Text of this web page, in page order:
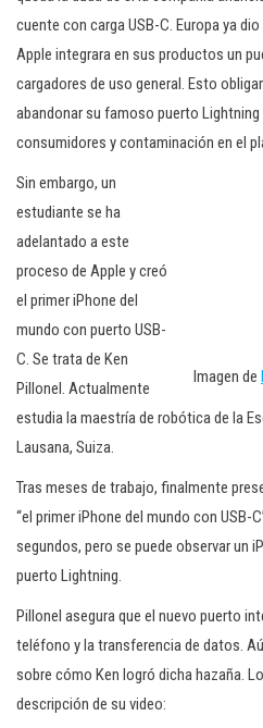
cuente con carga USB-C. Europa ya
Apple integrara en sus productos un
cargadores de uso general. Esto
abandonar su famoso puerto
consumidores y contaminación en el
Imagen de
Sin embargo, un
estudiante se ha
adelantado a este
proceso de Apple y creó
el primer iPhone del
mundo con puerto USB-
C. Se trata de Ken
Pillonel. Actualmente
estudia la maestría de robótica de la
Lausana, Suiza.
Tras meses de trabajo, finalmente
“el primer iPhone del mundo con USB-
segundos, pero se puede observar un
puerto Lightning.
Pillonel asegura que el nuevo puerto
teléfono y la transferencia de datos.
sobre cómo Ken logró dicha hazaña.
descripción de su video: